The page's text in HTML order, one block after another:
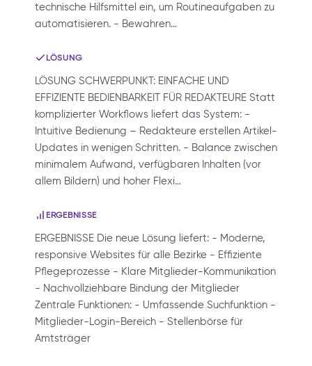
technische Hilfsmittel ein, um Routineaufgaben zu
automatisieren. - Bewahren…
LÖSUNG
LÖSUNG SCHWERPUNKT: EINFACHE UND
EFFIZIENTE BEDIENBARKEIT FÜR REDAKTEURE Statt
komplizierter Workflows liefert das System: -
Intuitive Bedienung – Redakteure erstellen Artikel-
Updates in wenigen Schritten. - Balance zwischen
minimalem Aufwand, verfügbaren Inhalten (vor
allem Bildern) und hoher Flexi…
ERGEBNISSE
ERGEBNISSE Die neue Lösung liefert: - Moderne,
responsive Websites für alle Bezirke - Effiziente
Pflegeprozesse - Klare Mitglieder-Kommunikation
- Nachvollziehbare Bindung der Mitglieder
Zentrale Funktionen: - Umfassende Suchfunktion -
Mitglieder-Login-Bereich - Stellenbörse für
Amtsträger